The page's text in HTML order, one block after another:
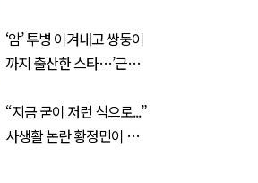
‘암’ 투병 이겨내고 쌍둥이
까지 출산한 스타…’근황’
“지금 굳이 저런 식으로...”
사생활 논란 황정민이 곧